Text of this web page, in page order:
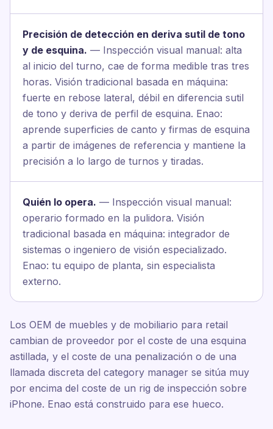
Precisión de detección en deriva sutil de tono
y de esquina. — Inspección visual manual: alta
al inicio del turno, cae de forma medible tras tres
horas. Visión tradicional basada en máquina:
fuerte en rebose lateral, débil en diferencia sutil
de tono y deriva de perfil de esquina. Enao:
aprende superficies de canto y firmas de esquina
a partir de imágenes de referencia y mantiene la
precisión a lo largo de turnos y tiradas.
Quién lo opera. — Inspección visual manual:
operario formado en la pulidora. Visión
tradicional basada en máquina: integrador de
sistemas o ingeniero de visión especializado.
Enao: tu equipo de planta, sin especialista
externo.
Los OEM de muebles y de mobiliario para retail
cambian de proveedor por el coste de una esquina
astillada, y el coste de una penalización o de una
llamada discreta del category manager se sitúa muy
por encima del coste de un rig de inspección sobre
iPhone. Enao está construido para ese hueco.